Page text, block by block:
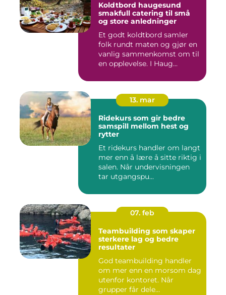
Koldtbord haugesund
smakfull catering til små
og store anledninger
Et godt koldtbord samler
folk rundt maten og gjør en
vanlig sammenkomst om til
en opplevelse. I Haug...
13. mar
Ridekurs som gir bedre
samspill mellom hest og
rytter
Et ridekurs handler om langt
mer enn å lære å sitte riktig i
salen. Når undervisningen
tar utgangspu...
07. feb
Teambuilding som skaper
sterkere lag og bedre
resultater
God teambuilding handler
om mer enn en morsom dag
utenfor kontoret. Når
grupper får dele